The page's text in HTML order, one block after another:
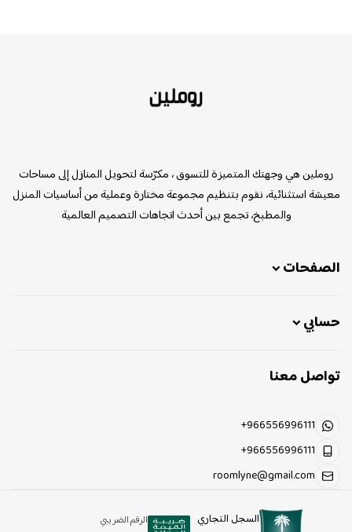
روملين هي وجهتك المتميزة للتسوق ، مكرّسة لتحويل المنازل إلى مساحات
معيشة استثنائية، نقوم بتنظيم مجموعة مختارة وعملية من أساسيات المنزل
والمطبخ، تجمع بين أحدث اتجاهات التصميم العالمية
الصفحات
حسابي
تواصل معنا
+966556996111
+966556996111
roomlyne@gmail.com
السجل التجاري
الرقم الضريبي